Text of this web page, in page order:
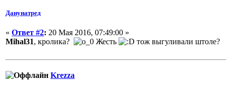
Данунатред
« Ответ #2: 20 Мая 2016, 07:49:00 »
Mihal31, кролика? Жесть тож выгуливали штоле?
Krezza